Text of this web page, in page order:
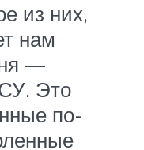
из них,
нам
—
Это
по-